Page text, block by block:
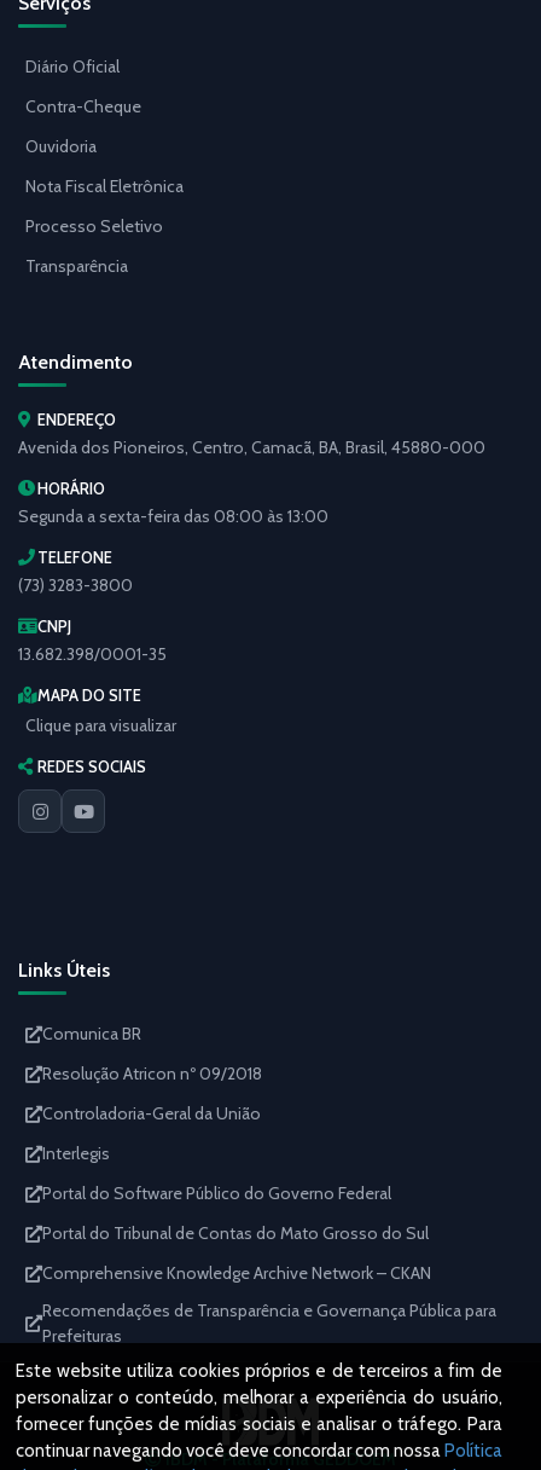
Diário Oficial
Contra-Cheque
Ouvidoria
Nota Fiscal Eletrônica
Processo Seletivo
Transparência
Atendimento
ENDEREÇO
Avenida dos Pioneiros, Centro, Camacã, BA, Brasil, 45880-000
HORÁRIO
Segunda a sexta-feira das 08:00 às 13:00
TELEFONE
(73) 3283-3800
CNPJ
13.682.398/0001-35
MAPA DO SITE
Clique para visualizar
REDES SOCIAIS
Links Úteis
Comunica BR
Resolução Atricon nº 09/2018
Controladoria-Geral da União
Interlegis
Portal do Software Público do Governo Federal
Portal do Tribunal de Contas do Mato Grosso do Sul
Comprehensive Knowledge Archive Network – CKAN
Recomendações de Transparência e Governança Pública para
Prefeituras
IBDM - Plataforma GEDDOEM
Este website utiliza cookies próprios e de terceiros a fim de
personalizar o conteúdo, melhorar a experiência do usuário,
fornecer funções de mídias sociais e analisar o tráfego. Para
continuar navegando você deve concordar com nossaPolítica